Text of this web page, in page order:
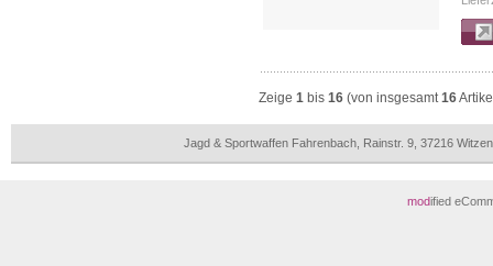
Zeige 1 bis 16 (von insgesamt16
Jagd & Sportwaffen Fahrenbach, Rainstr. 9, 37216
modified